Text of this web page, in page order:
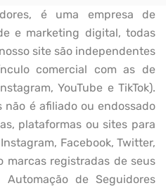
é uma empresa de
e marketing digital, todas
site são independentes
comercial com as de
YouTube e TikTok).
não é afiliado ou endossado
plataformas ou sites para
Facebook, Twitter,
marcas registradas de seus
Automação de Seguidores